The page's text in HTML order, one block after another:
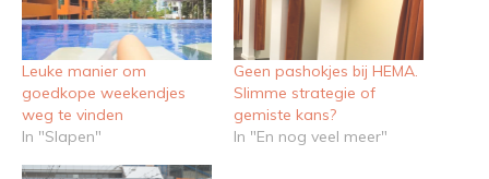
Leuke manier om
goedkope weekendjes
weg te vinden
In "Slapen"
Geen pashokjes bij HEMA.
Slimme strategie of
gemiste kans?
In "En nog veel meer"